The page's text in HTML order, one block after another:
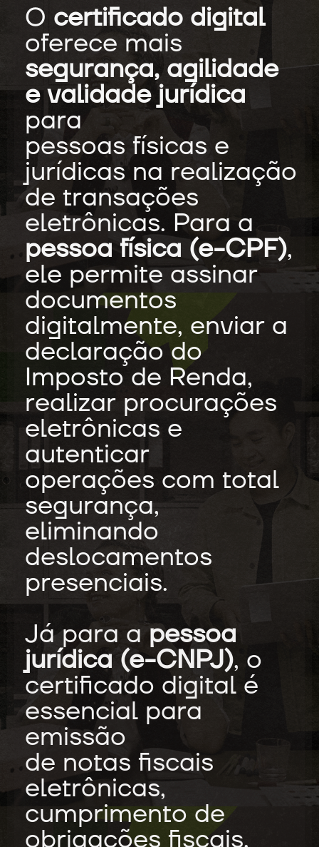
O certificado digital
oferece mais
segurança, agilidade
e validade jurídica
para
pessoas físicas e
jurídicas na realização
de transações
eletrônicas. Para a
pessoa física (e-CPF),
ele permite assinar
documentos
digitalmente, enviar a
declaração do
Imposto de Renda,
realizar procurações
eletrônicas e
autenticar
operações com total
segurança,
eliminando
deslocamentos
presenciais.
Já para apessoa
jurídica (e-CNPJ), o
certificado digital é
essencial para
emissão
de notas fiscais
eletrônicas,
cumprimento de
obrigações fiscais,